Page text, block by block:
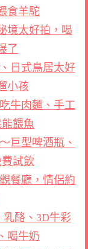
食羊駝
境太好拍，喝
了
日式鳥居太好
小孩
牛肉麵、手工
餵魚
巨型啤酒瓶、
試飲
餐廳，情侶約
酪、3D牛彩
喝牛奶